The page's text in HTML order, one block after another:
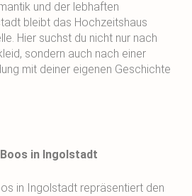
und der lebhaften
bleibt das Hochzeitshaus
Hier suchst du nicht nur nach
sondern auch nach einer
mit deiner eigenen Geschichte
in Ingolstadt
in Ingolstadt repräsentiert den